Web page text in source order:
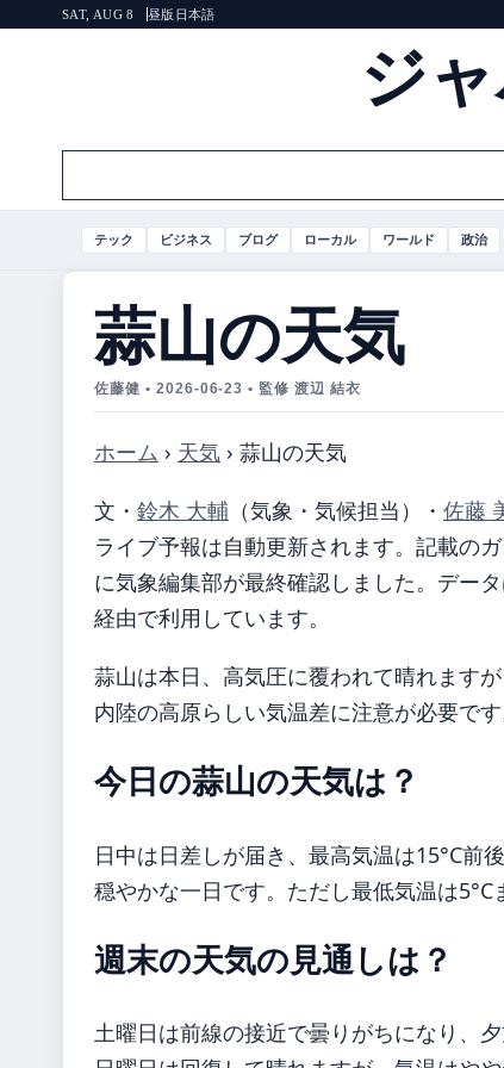
SAT, AUG 8 昼版 日本語
ジ
テック ビジネス ブログ ローカル ワールド 政治
蒜山の天気
佐藤健 • 2026-06-23 • 監修 渡辺 結衣
ホーム › 天気 › 蒜山の天気
文・ 鈴木 大輔 （気象・気候担当） ・ 佐藤
ライブ予報は自動更新されます。記載の
に気象編集部が最終確認しました。デー
経由で利用しています。
蒜山は本日、高気圧に覆われて晴れますが
内陸の高原らしい気温差に注意が必要です
今日の蒜山の天気は？
日中は日差しが届き、最高気温は15°C前
穏やかな一日です。ただし最低気温は
週末の天気の見通しは？
土曜日は前線の接近で曇りがちになり、